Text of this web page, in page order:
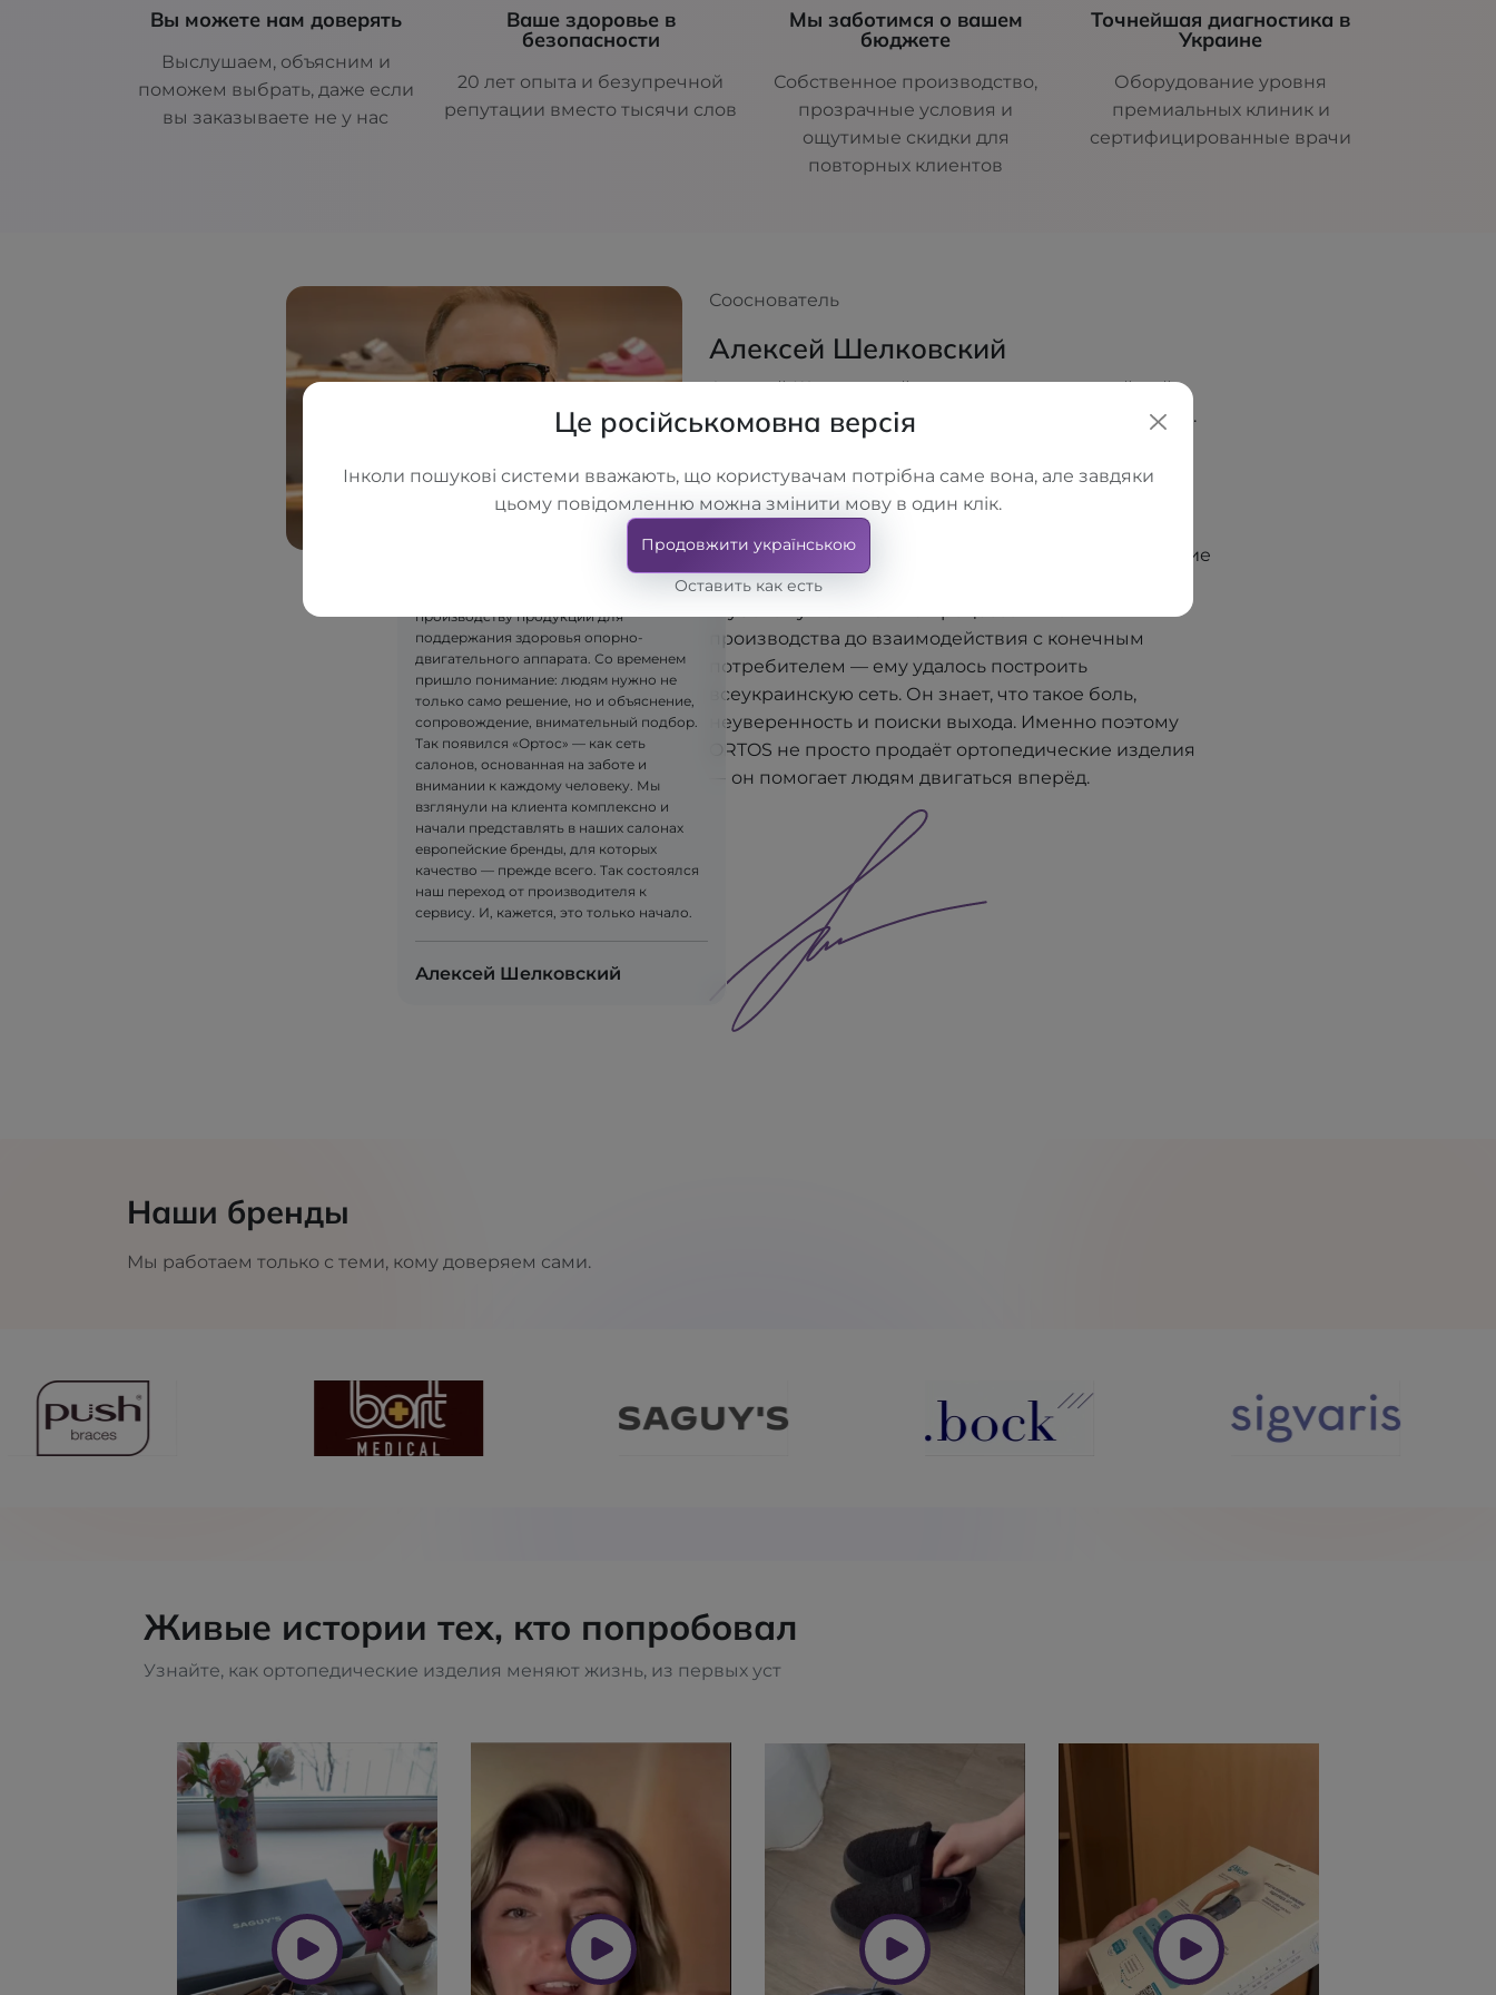
Вы можете нам доверять
Выслушаем, объясним и
поможем выбрать, даже если
вы заказываете не у нас
Ваше здоровье в
безопасности
20 лет опыта и безупречной
репутации вместо тысячи слов
Мы заботимся о вашем
бюджете
Собственное производство,
прозрачные условия и
ощутимые скидки для
повторных клиентов
Точнейшая диагностика в
Украине
Оборудование уровня
премиальных клиник и
сертифицированные врачи
качественные ортопедические изделия.
Так возникла компания LLC "TORHOVYI
производству продукции для
поддержания здоровья опорно-
двигательного аппарата. Со временем
пришло понимание: людям нужно не
только само решение, но и объяснение,
сопровождение, внимательный подбор.
Так появился «Ортос» — как сеть
салонов, основанная на заботе и
внимании к каждому человеку. Мы
взглянули на клиента комплексно и
начали представлять в наших салонах
европейские бренды, для которых
качество — прежде всего. Так состоялся
наш переход от производителя к
сервису. И, кажется, это только начало.
Алексей Шелковский
Сооснователь
Алексей Шелковский
Алексей Шелковский — сооснователь и идейный
вдохновитель сети ортопедических салонов ORTOS.
Имея медицинское и экономическое образование,
он создавал ORTOS не как бизнес, а как место, где
людям действительно помогают. В 2012 году, имея
крупное производственное предприятие LLC
"TORHOVYI DIM "ALKOM", он первым принял решение
открыть собственную сеть салонов. Благодаря
производства до взаимодействия с конечным
потребителем — ему удалось построить
всеукраинскую сеть. Он знает, что такое боль,
неуверенность и поиски выхода. Именно поэтому
ORTOS не просто продаёт ортопедические изделия
— он помогает людям двигаться вперёд.
Наши бренды
Мы работаем только с теми, кому доверяем сами.
Живые истории тех, кто попробовал
Узнайте, как ортопедические изделия меняют жизнь, из первых уст
Це російськомовна версія
Інколи пошукові системи вважають, що користувачам потрібна саме вона, але завдяки
цьому повідомленню можна змінити мову в один клік.
Продовжити українською
Оставить как есть